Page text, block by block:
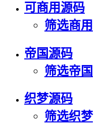
可商用源码
筛选商用
帝国源码
筛选帝国
织梦源码
筛选织梦